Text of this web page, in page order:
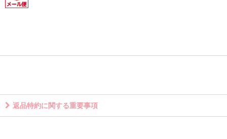
返品特約に関する重要事項